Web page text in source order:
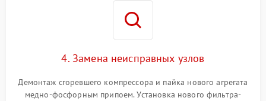
4. Замена неисправных узлов
Демонтаж сгоревшего компрессора и пайка нового агрегата
медно-фосфорным припоем. Установка нового фильтра-